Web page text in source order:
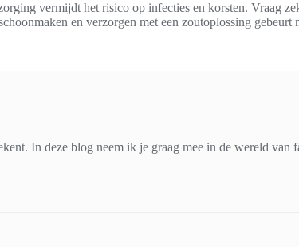
vermijdt het risico op infecties en korsten. Vraag
en verzorgen met een zoutoplossing gebeurt
In deze blog neem ik je graag mee in de wereld van